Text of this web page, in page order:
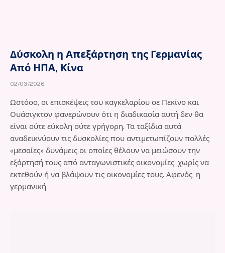
Δύσκολη η Απεξάρτηση της Γερμανίας
Από ΗΠΑ, Κίνα
02/03/2026
Ωστόσο, οι επισκέψεις του καγκελαρίου σε Πεκίνο και
Ουάσιγκτον φανερώνουν ότι η διαδικασία αυτή δεν θα
είναι ούτε εύκολη ούτε γρήγορη. Τα ταξίδια αυτά
αναδεικνύουν τις δυσκολίες που αντιμετωπίζουν πολλές
«μεσαίες» δυνάμεις οι οποίες θέλουν να μειώσουν την
εξάρτησή τους από ανταγωνιστικές οικονομίες, χωρίς να
εκτεθούν ή να βλάψουν τις οικονομίες τους. Αφενός, η
γερμανική